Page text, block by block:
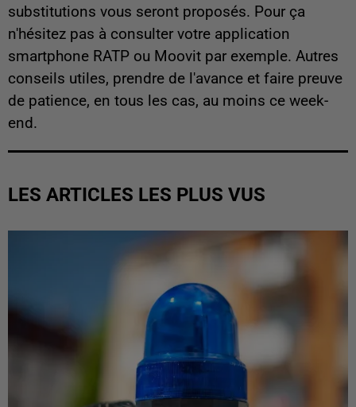
substitutions vous seront proposés. Pour ça
n'hésitez pas à consulter votre application
smartphone RATP ou Moovit par exemple. Autres
conseils utiles, prendre de l'avance et faire preuve
de patience, en tous les cas, au moins ce week-
end.
LES ARTICLES LES PLUS VUS